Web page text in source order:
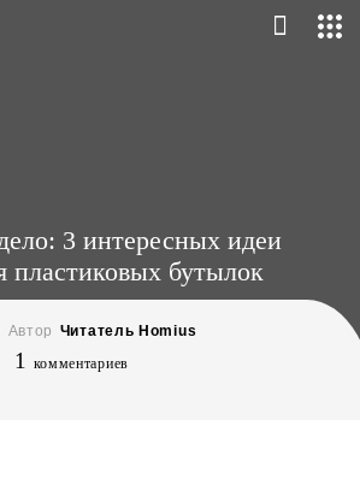
3 интересных идеи
пластиковых бутылок
Автор Читатель Homius
1 комментариев